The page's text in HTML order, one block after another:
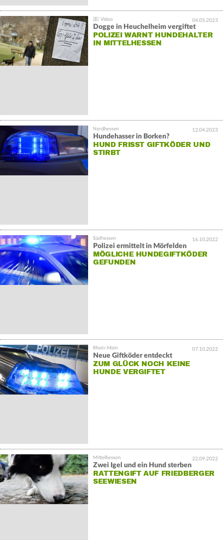
04.05.2023
Dogge in Heuchelheim vergiftet
POLIZEI WARNT HUNDEHALTER
IN MITTELHESSEN
12.04.2023
Hundehasser in Borken?
HUND FRISST GIFTKÖDER UND
STIRBT
16.10.2022
Polizei ermittelt in Mörfelden
MÖGLICHE HUNDEGIFTKÖDER
GEFUNDEN
07.10.2022
Neue Giftköder entdeckt
ZUM GLÜCK NOCH KEINE
HUNDE VERGIFTET
22.09.2022
Zwei Igel und ein Hund sterben
RATTENGIFT AUF FRIEDBERGER
SEEWIESEN